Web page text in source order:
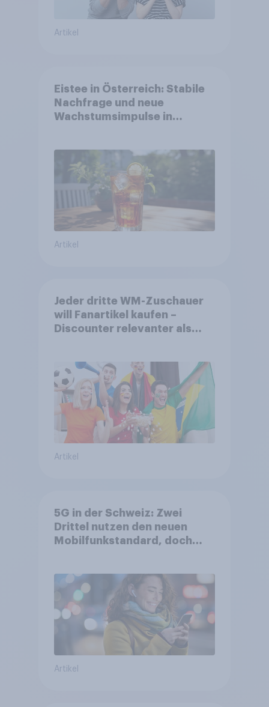
Artikel
Eistee in Österreich: Stabile
Nachfrage und neue
Wachstumsimpulse in
Artikel
Jeder dritte WM-Zuschauer
will Fanartikel kaufen –
Discounter relevanter als
Artikel
5G in der Schweiz: Zwei
Drittel nutzen den neuen
Mobilfunkstandard, doch
Artikel